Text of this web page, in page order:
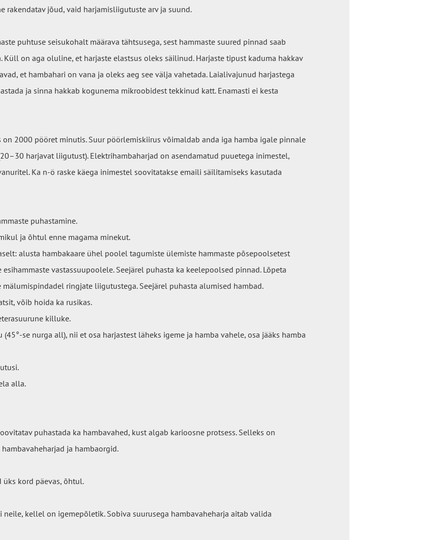
rakendatav jõud, vaid harjamisliigutuste arv ja suund.
puhtuse seisukohalt määrava tähtsusega, sest hammaste suured pinnad saab
on aga oluline, et harjaste elastsus oleks säilinud. Harjaste tipust kaduma hakkav
et hambahari on vana ja oleks aeg see välja vahetada. Laialivajunud harjastega
ja sinna hakkab kogunema mikroobidest tekkinud katt. Enamasti ei kesta
2000 pööret minutis. Suur pöörlemiskiirus võimaldab anda iga hamba igale pinnale
harjavat liigutust). Elektrihambaharjad on asendamatud puuetega inimestel,
Ka n-ö raske käega inimestel soovitatakse emaili säilitamiseks kasutada
puhastamine.
ja õhtul enne magama minekut.
alusta hambakaare ühel poolel tagumiste ülemiste hammaste põsepoolsetest
vastassuupoolele. Seejärel puhasta ka keelepoolsed pinnad. Lõpeta
ringjate liigutustega. Seejärel puhasta alumised hambad.
võib hoida ka rusikas.
killuke.
se nurga all), nii et osa harjastest läheks igeme ja hamba vahele, osa jääks hamba
alla.
puhastada ka hambavahed, kust algab karioosne protsess. Selleks on
ja hambaorgid.
kord päevas, õhtul.
neile, kellel on igemepõletik. Sobiva suurusega hambavaheharja aitab valida